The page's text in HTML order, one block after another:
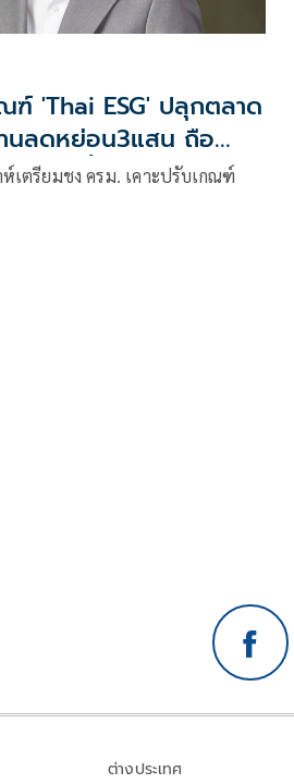
'Thai ESG' ปลุกตลาด
นลดหย่อน3แสน ถือ
เดียลุยฟื้น 'กองทุนวายุ
เตรียมชง ครม. เคาะปรับเกณฑ์
ต่างประเทศ